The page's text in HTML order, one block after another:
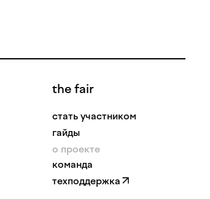
the fair
стать участником
гайды
о проекте
команда
техподдержка